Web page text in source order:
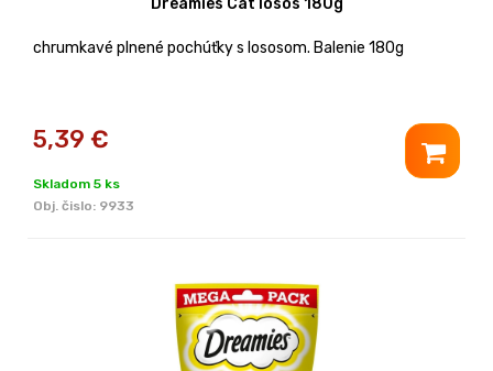
chrumkavé plnené pochúťky s lososom. Balenie 180g
5,39 €
Skladom 5 ks
Obj. čislo: 9933